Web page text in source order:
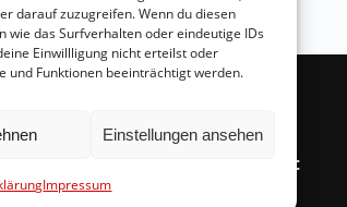
darauf zuzugreifen. Wenn du diesen
wie das Surfverhalten oder eindeutige IDs
Einwillligung nicht erteilst oder
und Funktionen beeinträchtigt werden.
Einstellungen ansehen
Impressum
Kontakt